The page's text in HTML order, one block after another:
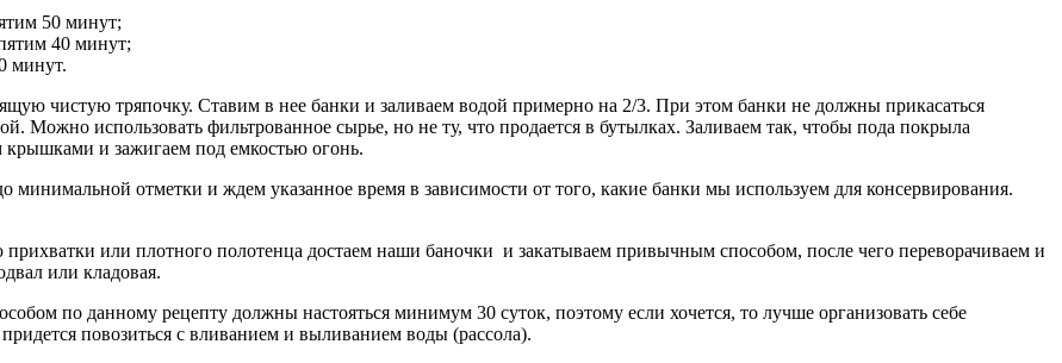
50 минут;
40 минут;
минут.
чистую тряпочку. Ставим в нее банки и заливаем водой примерно на 2/3. При этом банки не должны прикасаться
Можно использовать фильтрованное сырье, но не ту, что продается в бутылках. Заливаем так, чтобы пода покрыла
и зажигаем под емкостью огонь.
минимальной отметки и ждем указанное время в зависимости от того, какие банки мы используем для консервирования.
или плотного полотенца достаем наши баночки и закатываем привычным способом, после чего переворачиваем и
или кладовая.
по данному рецепту должны настояться минимум 30 суток, поэтому если хочется, то лучше организовать себе
повозиться с вливанием и выливанием воды (рассола).